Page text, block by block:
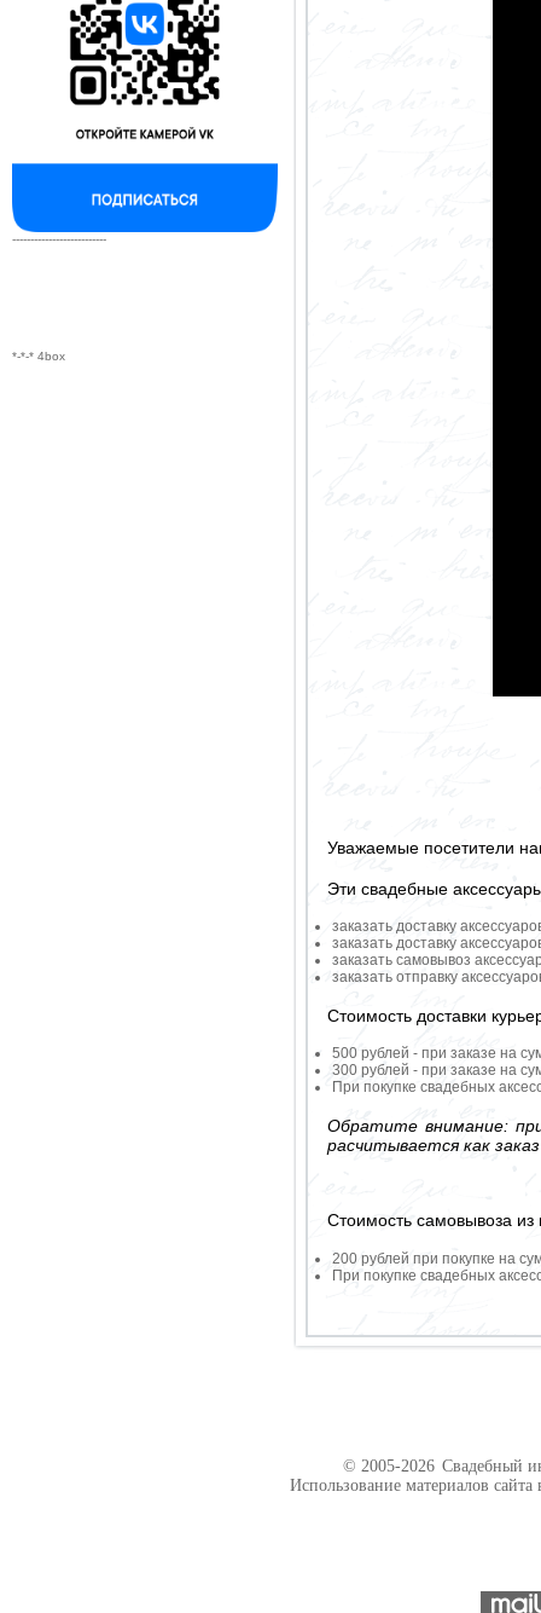
--------------------------
*-*-* 4box
Уважаемые посетители
Эти свадебные
заказать доставку
заказать доставку
заказать самовывоз
заказать отправку
Стоимость доставки
500 рублей - при заказе на
300 рублей - при заказе на
При покупке свадебных
Обратите внимание:
расчитывается как
Стоимость самовывоза из
200 рублей при покупке на
При покупке свадебных
© 2005-2026 Свадебный
Использование материалов